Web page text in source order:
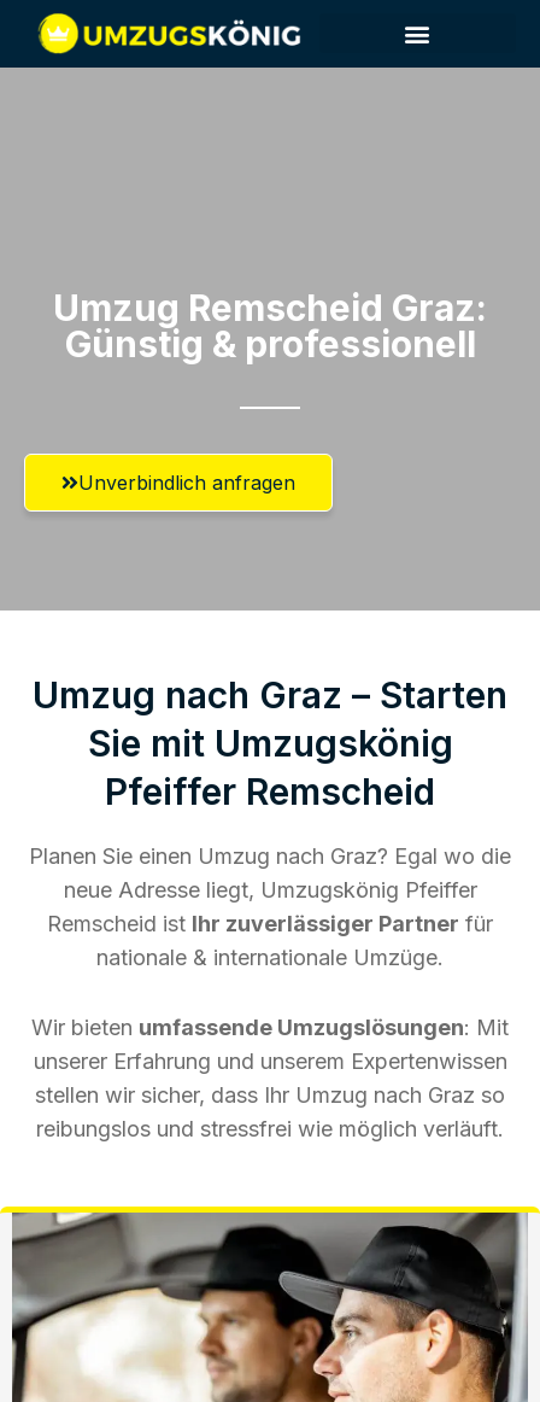
Umzug Remscheid​ Graz:
Günstig & professionell​
Unverbindlich anfragen
Umzug nach Graz – Starten
Sie mit Umzugskönig
Pfeiffer Remscheid
Planen Sie einen Umzug nach Graz? Egal wo die
neue Adresse liegt, Umzugskönig Pfeiffer
Remscheid ist Ihr zuverlässiger Partner für
nationale & internationale Umzüge.
Wir bieten umfassende Umzugslösungen: Mit
unserer Erfahrung und unserem Expertenwissen
stellen wir sicher, dass Ihr Umzug nach Graz so
reibungslos und stressfrei wie möglich verläuft.